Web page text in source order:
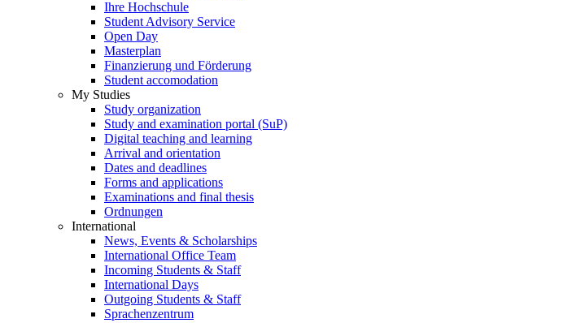
Ihre Hochschule
Student Advisory Service
Open Day
Masterplan
Finanzierung und Förderung
Student accomodation
My Studies
Study organization
Study and examination portal (SuP)
Digital teaching and learning
Arrival and orientation
Dates and deadlines
Forms and applications
Examinations and final thesis
Ordnungen
International
News, Events & Scholarships
International Office Team
Incoming Students & Staff
International Days
Outgoing Students & Staff
Sprachenzentrum